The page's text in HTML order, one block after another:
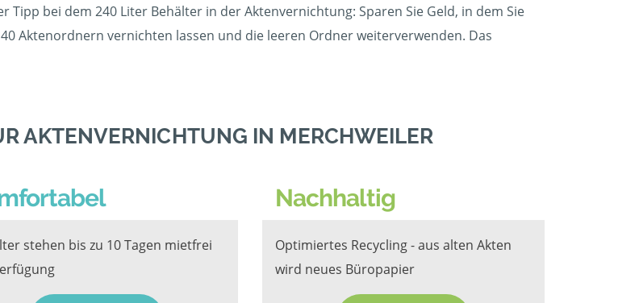
bei dem 240 Liter Behälter in der Aktenvernichtung: Sparen Sie Geld, in dem Sie
Aktenordnern vernichten lassen und die leeren Ordner weiterverwenden. Das
AKTENVERNICHTUNG IN MERCHWEILER
stehen bis zu 10 Tagen mietfrei
Nachhaltig
Optimiertes Recycling - aus alten Akten
wird neues Büropapier